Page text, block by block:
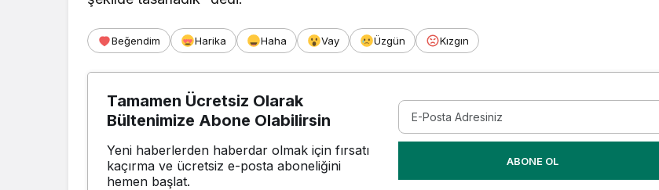
Beğendim Harika Haha Vay Üzgün Kızgın
Tamamen Ücretsiz Olarak
Bültenimize Abone Olabilirsin
Yeni haberlerden haberdar olmak için fırsatı
kaçırma ve ücretsiz e-posta aboneliğini
hemen başlat.
ABONE OL